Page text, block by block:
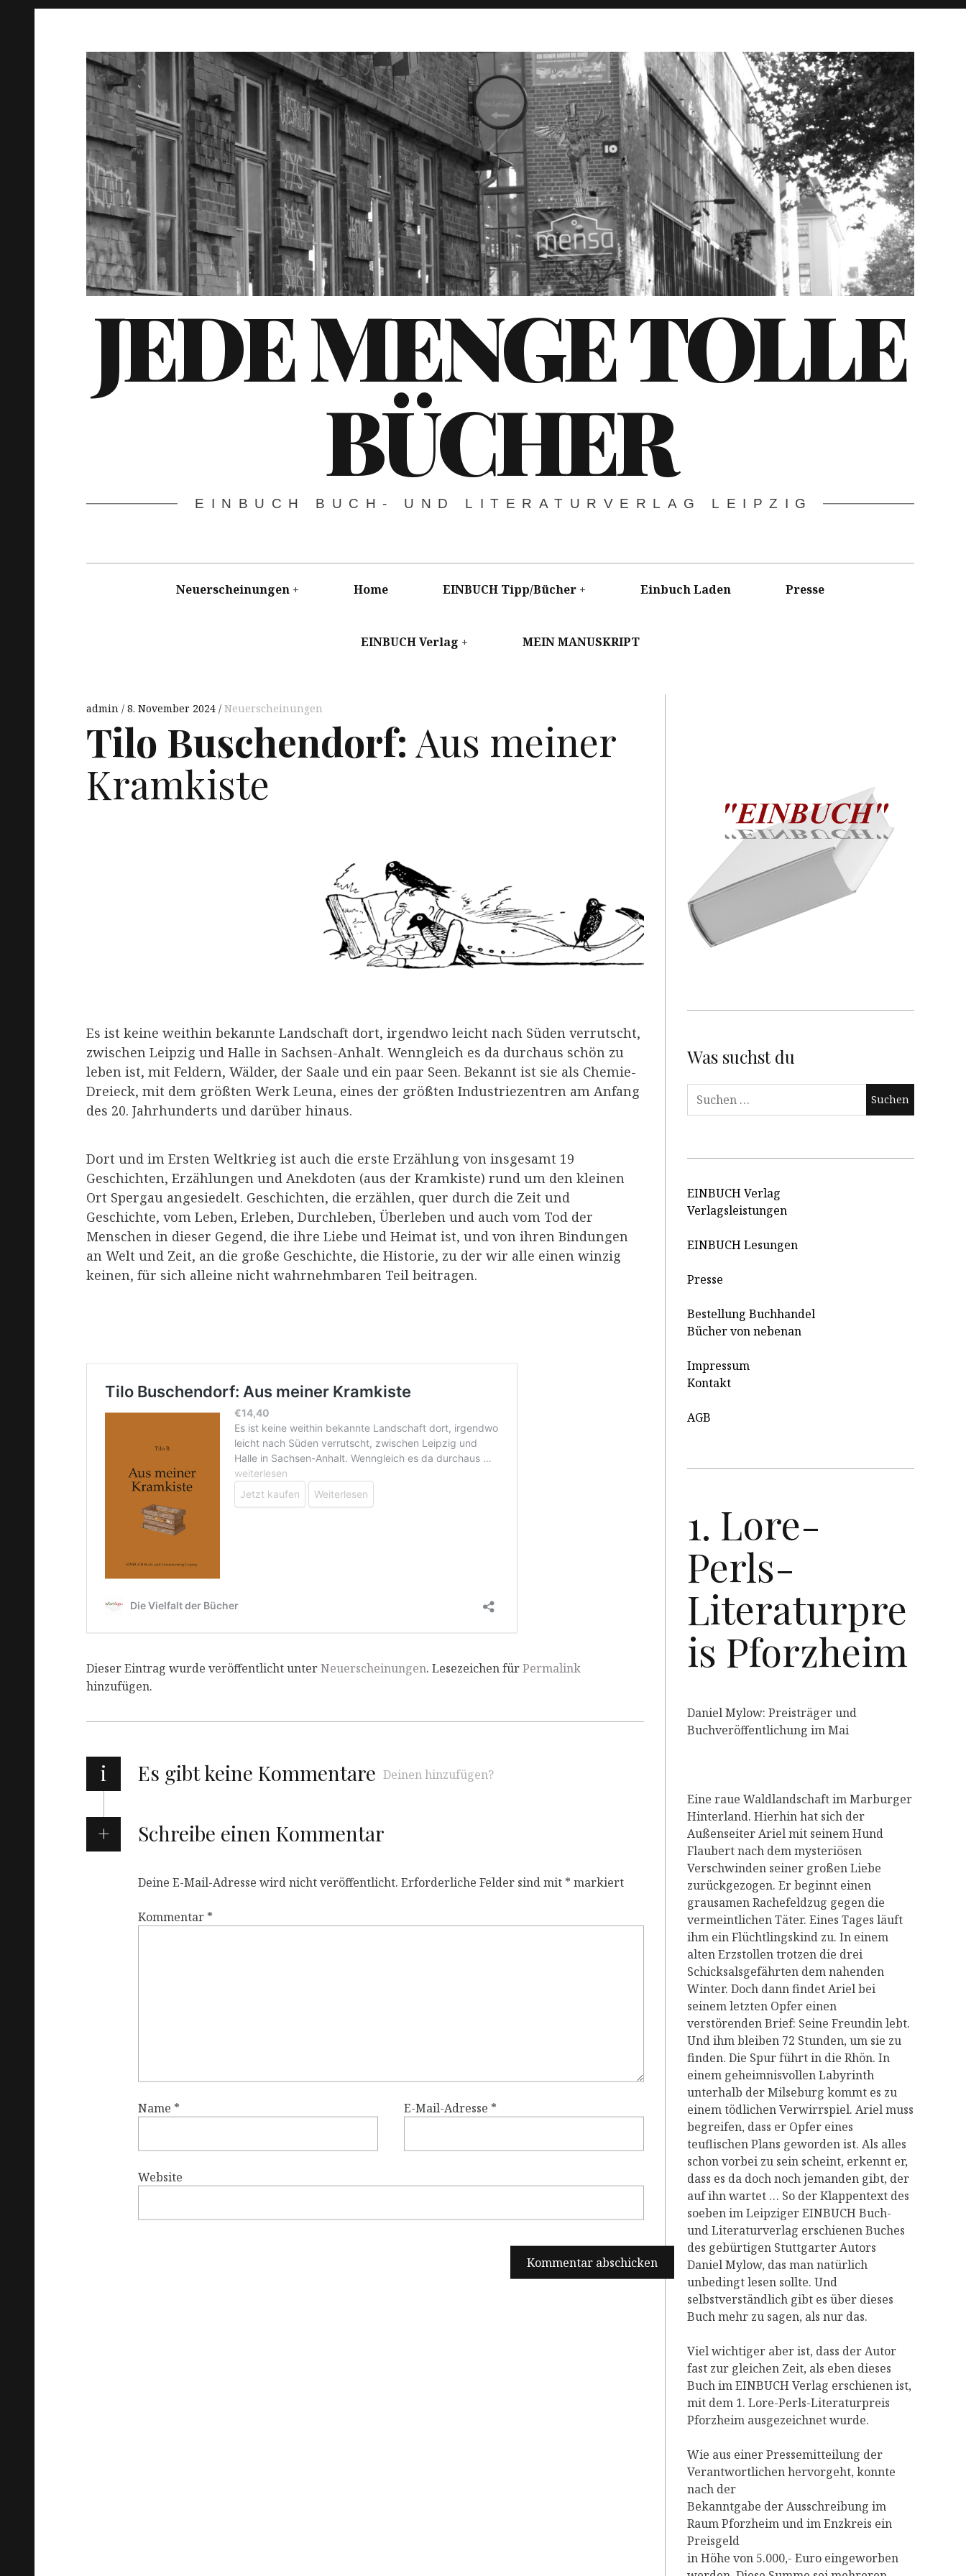
JEDE MENGE TOLLE
BÜCHER
EINBUCH BUCH- UND LITERATURVERLAG LEIPZIG
Neuerscheinungen Home EINBUCH Tipp/Bücher Einbuch Laden Presse
EINBUCH Verlag MEIN MANUSKRIPT
admin 8. November 2024 Neuerscheinungen
Tilo Buschendorf:Aus meiner
Kramkiste
Es ist keine weithin bekannte Landschaft dort, irgendwo leicht nach Süden verrutscht,
zwischen Leipzig und Halle in Sachsen-Anhalt. Wenngleich es da durchaus schön zu
leben ist, mit Feldern, Wälder, der Saale und ein paar Seen. Bekannt ist sie als Chemie-
Dreieck, mit dem größten Werk Leuna, eines der größten Industriezentren am Anfang
des 20. Jahrhunderts und darüber hinaus.
Dort und im Ersten Weltkrieg ist auch die erste Erzählung von insgesamt 19
Geschichten, Erzählungen und Anekdoten (aus der Kramkiste) rund um den kleinen
Ort Spergau angesiedelt. Geschichten, die erzählen, quer durch die Zeit und
Geschichte, vom Leben, Erleben, Durchleben, Überleben und auch vom Tod der
Menschen in dieser Gegend, die ihre Liebe und Heimat ist, und von ihren Bindungen
an Welt und Zeit, an die große Geschichte, die Historie, zu der wir alle einen winzig
keinen, für sich alleine nicht wahrnehmbaren Teil beitragen.
Dieser Eintrag wurde veröffentlicht unterNeuerscheinungen. Lesezeichen fürPermalink
hinzufügen.
i Es gibt keine Kommentare Deinen hinzufügen?
Schreibe einen Kommentar
Deine E-Mail-Adresse wird nicht veröffentlicht. Erforderliche Felder sind mit * markiert
Kommentar *
Name * E-Mail-Adresse *
Website
Was suchst du
Suchen
nach:
EINBUCH Verlag
Verlagsleistungen
EINBUCH Lesungen
Presse
Bestellung Buchhandel
Bücher von nebenan
Impressum
Kontakt
AGB
1. Lore-
Perls-
Literaturpre
is Pforzheim
Daniel Mylow: Preisträger und
Buchveröffentlichung im Mai
Eine raue Waldlandschaft im Marburger
Hinterland. Hierhin hat sich der
Außenseiter Ariel mit seinem Hund
Flaubert nach dem mysteriösen
Verschwinden seiner großen Liebe
zurückgezogen. Er beginnt einen
grausamen Rachefeldzug gegen die
vermeintlichen Täter. Eines Tages läuft
ihm ein Flüchtlingskind zu. In einem
alten Erzstollen trotzen die drei
Schicksalsgefährten dem nahenden
Winter. Doch dann findet Ariel bei
seinem letzten Opfer einen
verstörenden Brief: Seine Freundin lebt.
Und ihm bleiben 72 Stunden, um sie zu
finden. Die Spur führt in die Rhön. In
einem geheimnisvollen Labyrinth
unterhalb der Milseburg kommt es zu
einem tödlichen Verwirrspiel. Ariel muss
begreifen, dass er Opfer eines
teuflischen Plans geworden ist. Als alles
schon vorbei zu sein scheint, erkennt er,
dass es da doch noch jemanden gibt, der
auf ihn wartet … So der Klappentext des
soeben im Leipziger EINBUCH Buch-
und Literaturverlag erschienen Buches
des gebürtigen Stuttgarter Autors
Daniel Mylow, das man natürlich
unbedingt lesen sollte. Und
selbstverständlich gibt es über dieses
Buch mehr zu sagen, als nur das.
Viel wichtiger aber ist, dass der Autor
fast zur gleichen Zeit, als eben dieses
Buch im EINBUCH Verlag erschienen ist,
mit dem 1. Lore-Perls-Literaturpreis
Pforzheim ausgezeichnet wurde.
Wie aus einer Pressemitteilung der
Verantwortlichen hervorgeht, konnte
nach der
Bekanntgabe der Ausschreibung im
Raum Pforzheim und im Enzkreis ein
Preisgeld
in Höhe von 5.000,- Euro eingeworben